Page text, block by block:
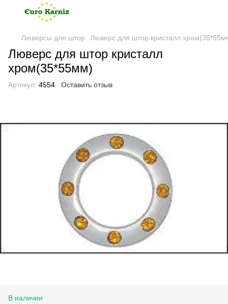
Люверсы для штор Люверс для штор кристалл
Люверс для штор кристалл
хром(35*55мм)
Артикул: 4554 Оставить отзыв
В наличии